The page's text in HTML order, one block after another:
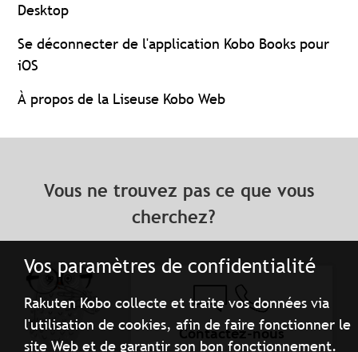
Vos paramètres de confidentialité
Rakuten Kobo collecte et traite vos données via
l'utilisation de cookies, afin de faire fonctionner le
site Web et de garantir son bon fonctionnement.
Desktop
Se déconnecter de l'application Kobo Books pour
iOS
À propos de la Liseuse Kobo Web
Vous ne trouvez pas ce que vous
cherchez?
Contactez-nous